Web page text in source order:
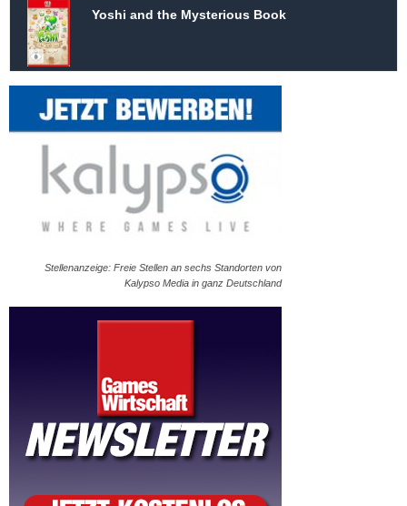
Yoshi and the Mysterious Book
Stellenanzeige: Freie Stellen an sechs Standorten von
Kalypso Media in ganz Deutschland